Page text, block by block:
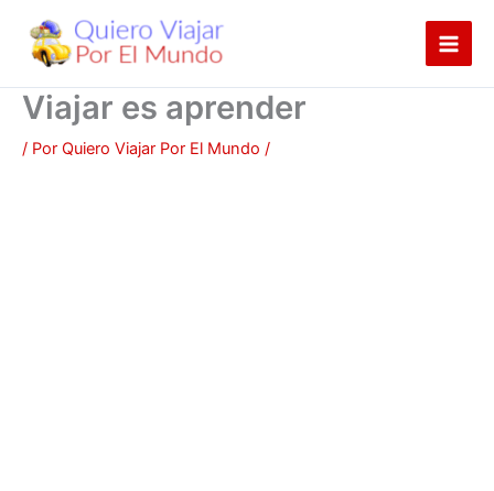
contenido
Viajar es aprender
/ Por Quiero Viajar Por El Mundo /